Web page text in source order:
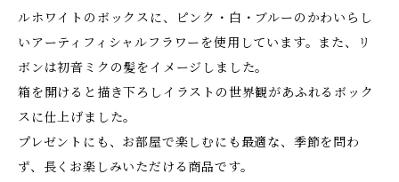
ルホワイトのボックスに、ピンク・白・ブルーのかわいらし
いアーティフィシャルフラワーを使用しています。また、リ
ボンは初音ミクの髪をイメージしました。
箱を開けると描き下ろしイラストの世界観があふれるボック
スに仕上げました。
プレゼントにも、お部屋で楽しむにも最適な、季節を問わ
ず、長くお楽しみいただける商品です。